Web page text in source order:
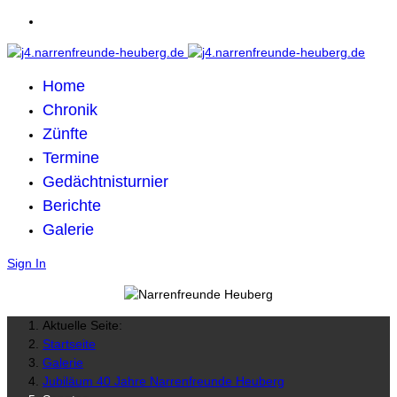
Home
Chronik
Zünfte
Termine
Gedächtnisturnier
Berichte
Galerie
Sign In
Aktuelle Seite:
Startseite
Galerie
Jubiläum 40 Jahre Narrenfreunde Heuberg